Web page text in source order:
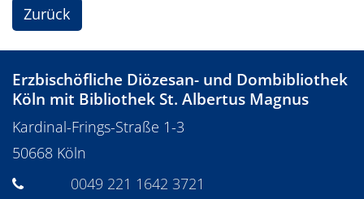
Zurück
Erzbischöfliche Diözesan- und Dombibliothek
Köln mit Bibliothek St. Albertus Magnus
Kardinal-Frings-Straße 1-3
50668 Köln
0049 221 1642 3721